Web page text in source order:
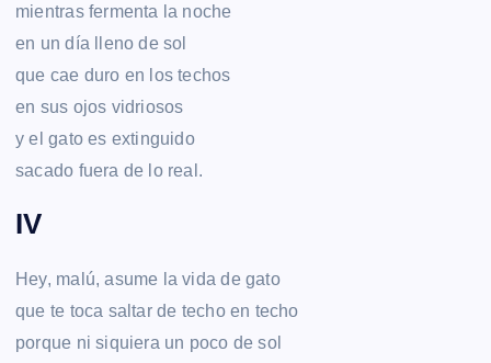
mientras fermenta la noche
en un día lleno de sol
que cae duro en los techos
en sus ojos vidriosos
y el gato es extinguido
sacado fuera de lo real.
IV
Hey, malú, asume la vida de gato
que te toca saltar de techo en techo
porque ni siquiera un poco de sol